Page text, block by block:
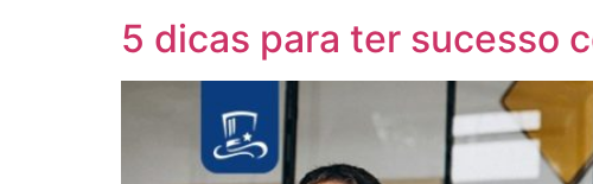
5 dicas para ter sucesso